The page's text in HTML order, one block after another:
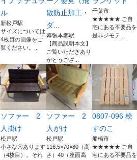
ル
新松戸駅
サイズについては
4枚目の画像をご
覧ください。...
散防止加工・
ダ...
幕張本郷駅
【商品説明本文】
ご覧いただきあり
がとうござ...
千葉市
★★★★★ ご自
宅にある不要品を
是非ジモテ...
ソファー 2
人掛け
松戸駅
小さな穴あります
（4枚目）。それ
ソファー 2
人がけ
松戸駅
116.5×70×80（高
さ）40（座面高
0807-096 桧
すのこ
船橋市
★★★★★ ご自
宅にある不要品を